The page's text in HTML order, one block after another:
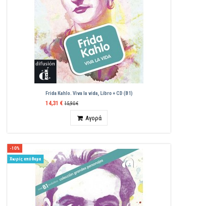
Frida Kahlo. Viva la vida, Libro + CD (B1)
14,31 € 15,90 €
Αγορά
-10%
Χωρίς απόθεμα